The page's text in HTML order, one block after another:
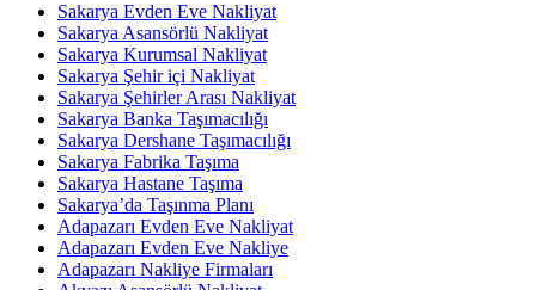
Sakarya Evden Eve Nakliyat
Sakarya Asansörlü Nakliyat
Sakarya Kurumsal Nakliyat
Sakarya Şehir içi Nakliyat
Sakarya Şehirler Arası Nakliyat
Sakarya Banka Taşımacılığı
Sakarya Dershane Taşımacılığı
Sakarya Fabrika Taşıma
Sakarya Hastane Taşıma
Sakarya’da Taşınma Planı
Adapazarı Evden Eve Nakliyat
Adapazarı Evden Eve Nakliye
Adapazarı Nakliye Firmaları